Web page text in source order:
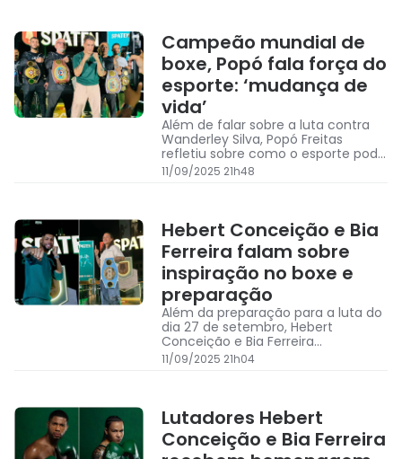
Campeão mundial de
boxe, Popó fala força do
esporte: ‘mudança de
vida’
Além de falar sobre a luta contra
Wanderley Silva, Popó Freitas
refletiu sobre como o esporte pode
mudar a vida das pessoas
11/09/2025 21h48
Hebert Conceição e Bia
Ferreira falam sobre
inspiração no boxe e
preparação
Além da preparação para a luta do
dia 27 de setembro, Hebert
Conceição e Bia Ferreira
destacaram a inspiração em Popó
Freitas e a emoção de dividir o card
11/09/2025 21h04
Lutadores Hebert
Conceição e Bia Ferreira